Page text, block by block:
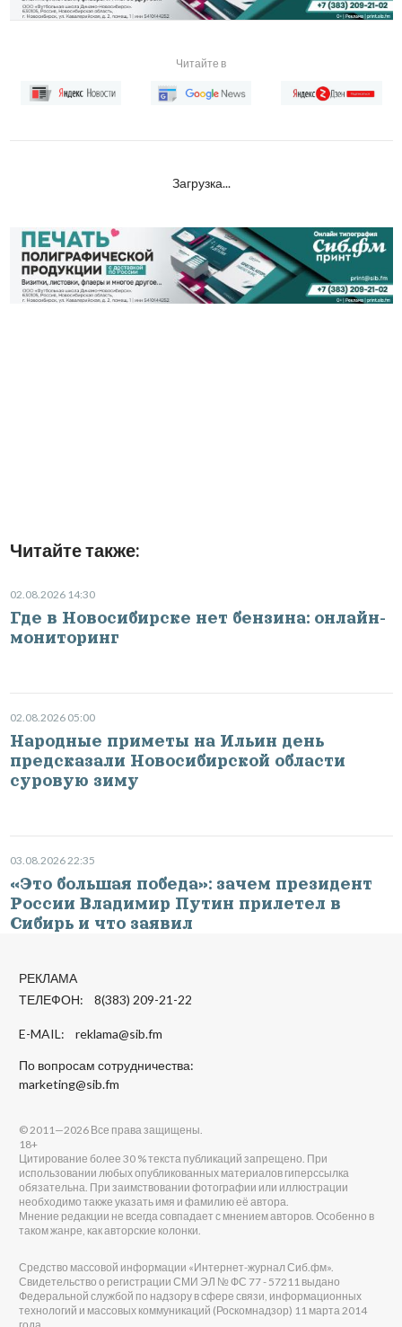
Читайте в
Загрузка...
Читайте также:
02.08.2026 14:30
Где в Новосибирске нет бензина: онлайн-
мониторинг
02.08.2026 05:00
Народные приметы на Ильин день
предсказали Новосибирской области
суровую зиму
03.08.2026 22:35
«Это большая победа»: зачем президент
России Владимир Путин прилетел в
Сибирь и что заявил
РЕКЛАМА
ТЕЛЕФОН: 8(383) 209-21-22
E-MAIL: reklama@sib.fm
По вопросам сотрудничества:
marketing@sib.fm
© 2011—2026 Все права защищены.
18+
Цитирование более 30 % текста публикаций запрещено. При
использовании любых опубликованных материалов гиперссылка
обязательна. При заимствовании фотографии или иллюстрации
необходимо также указать имя и фамилию её автора.
Мнение редакции не всегда совпадает с мнением авторов. Особенно в
таком жанре, как авторские колонки.
Средство массовой информации «Интернет-журнал Сиб.фм».
Свидетельство о регистрации СМИ ЭЛ № ФС 77 - 57211 выдано
Федеральной службой по надзору в сфере связи, информационных
технологий и массовых коммуникаций (Роскомнадзор) 11 марта 2014